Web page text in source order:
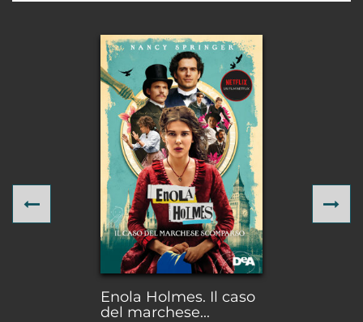
Enola Holmes. Il caso
del marchese...
Previous